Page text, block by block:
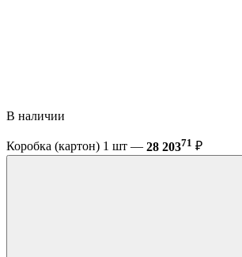
В наличии
Коробка (картон) 1 шт — 28 20371 ₽